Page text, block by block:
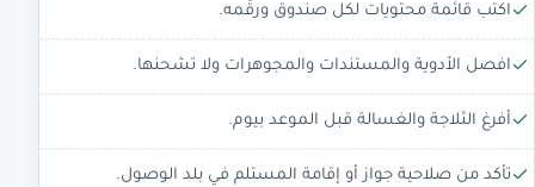
اكتب قائمة محتويات لكل صندوق ورقّمه.
افصل الأدوية والمستندات والمجوهرات ولا تشحنها.
أفرغ الثلاجة والغسالة قبل الموعد بيوم.
تأكد من صلاحية جواز أو إقامة المستلم في بلد الوصول.